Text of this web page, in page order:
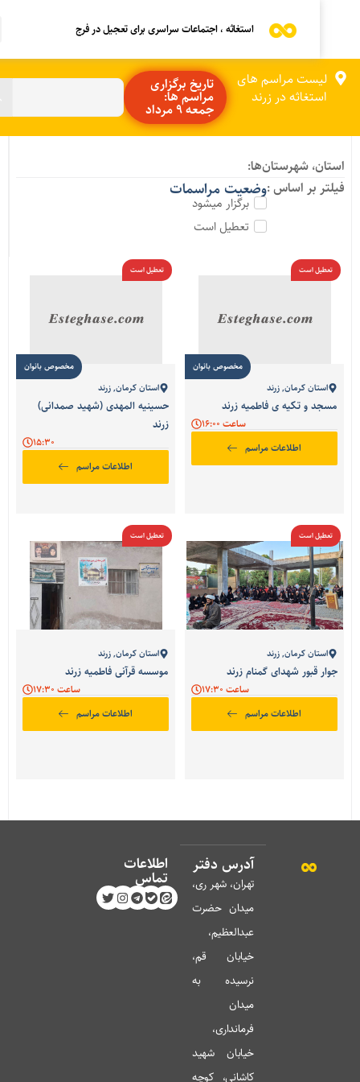
استغاثه ، اجتماعات سراسری برای تعجیل در فرج
لیست مراسم های
استغاثه در زرند
تاریخ برگزاری
مراسم ها:
جمعه 9 مرداد
شهرستان‌ها:
بر اساس :وضعیت مراسمات
برگزار میشود
تعطیل است
تعطیل است
استان کرمان,زرند
مسجد و تکیه ی فاطمیه زرند
ساعت 16:00
اطلاعات مراسم
مخصوص بانوان
تعطیل است
استان کرمان,زرند
حسینیه المهدی (شهید صمدانی)
15:30
اطلاعات مراسم
مخصوص بانوان
تعطیل است
استان کرمان,زرند
جوار قبور شهدای گمنام زرند
ساعت 17:30
اطلاعات مراسم
تعطیل است
استان کرمان,زرند
موسسه قرآنی فاطمیه زرند
ساعت 17:30
اطلاعات مراسم
آدرس دفتر
تهران، شهر ری،
میدان حضرت
عبدالعظیم،
خیابان قم،
نرسیده به
میدان
فرمانداری،
خیابان شهید
کاشانی، کوچه
اطلاعات
تماس